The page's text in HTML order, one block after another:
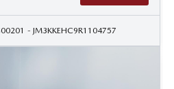
- JM3KKEHC9R1104757